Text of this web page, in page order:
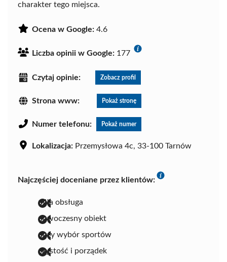
charakter tego miejsca.
Ocena w Google: 4.6
Liczba opinii w Google: 177
Czytaj opinie: Zobacz profil
Strona www: Pokaż stronę
Numer telefonu: Pokaż numer
Lokalizacja: Przemysłowa 4c, 33-100 Tarnów
Najczęściej doceniane przez klientów:
miła obsługa
nowoczesny obiekt
duży wybór sportów
czystość i porządek